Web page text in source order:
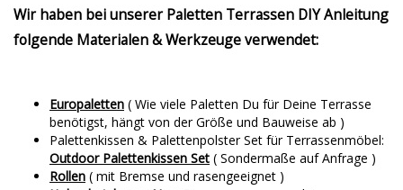
Wir haben bei unserer Paletten Terrassen DIY Anleitung
folgende Materialen & Werkzeuge verwendet:
Europaletten ( Wie viele Paletten Du für Deine Terrasse
benötigst, hängt von der Größe und Bauweise ab )
Palettenkissen & Palettenpolster Set für Terrassenmöbel:
Outdoor Palettenkissen Set ( Sondermaße auf Anfrage )
Rollen ( mit Bremse und rasengeeignet )